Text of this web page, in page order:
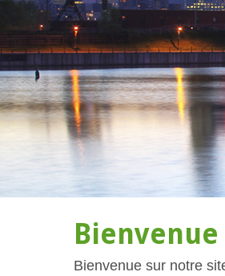
Bienvenue sur notre